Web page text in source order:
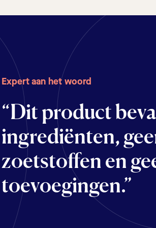
Expert aan het woord
“Dit product
ingrediënten,
zoetstoffen en
toevoegingen.”
Expert aan het woord
"Een fantastische
scoop een
creëren met
andere